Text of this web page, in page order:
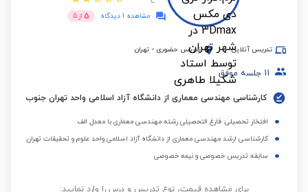
مشاهده 1 دیدگاه
5 از 5
تدریس آنلاین تدریس حضوری - تهران
11 جلسه موفق
کارشناسی مهندسی معماری از دانشگاه آزاد اسلامی واحد تهران جنوب
افتخار تحصیلی: فارغ التحصیلی رشته مهندسی معماری با معدل الف
کارشناسی ارشد مهندسی معماری از دانشگاه آزاد اسلامی واحد علوم و تحقیقات تهران
سابقه تدریس خصوصی و نیمه خصوصی
برای مشاهده قیمت، نوع تدریس و درس را وارد نمایید: